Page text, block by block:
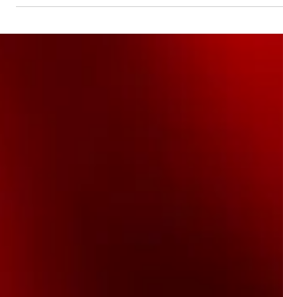
o especialista Dr Herik Oliveira detalha como o